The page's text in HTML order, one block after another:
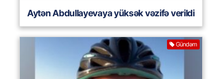
Aytən Abdullayevaya yüksək vəzifə verildi
Gündəm